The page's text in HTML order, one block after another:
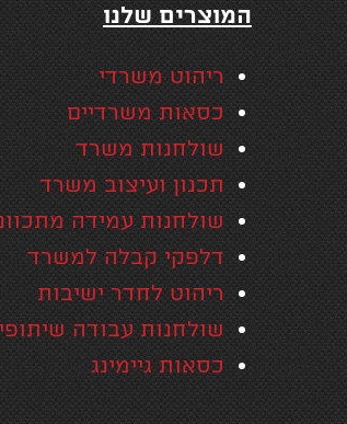
המוצרים שלנו
ריהוט משרדי
כסאות משרדיים
שולחנות משרד
תכנון ועיצוב משרד
שולחנות עמידה
דלפקי קבלה למשרד
ריהוט לחדר ישיבות
שולחנות עבודה
כסאות גיימינג